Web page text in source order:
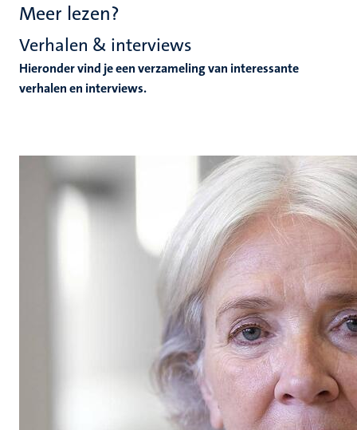
Meer lezen?
Verhalen & interviews
Hieronder vind je een verzameling van interessante
verhalen en interviews.